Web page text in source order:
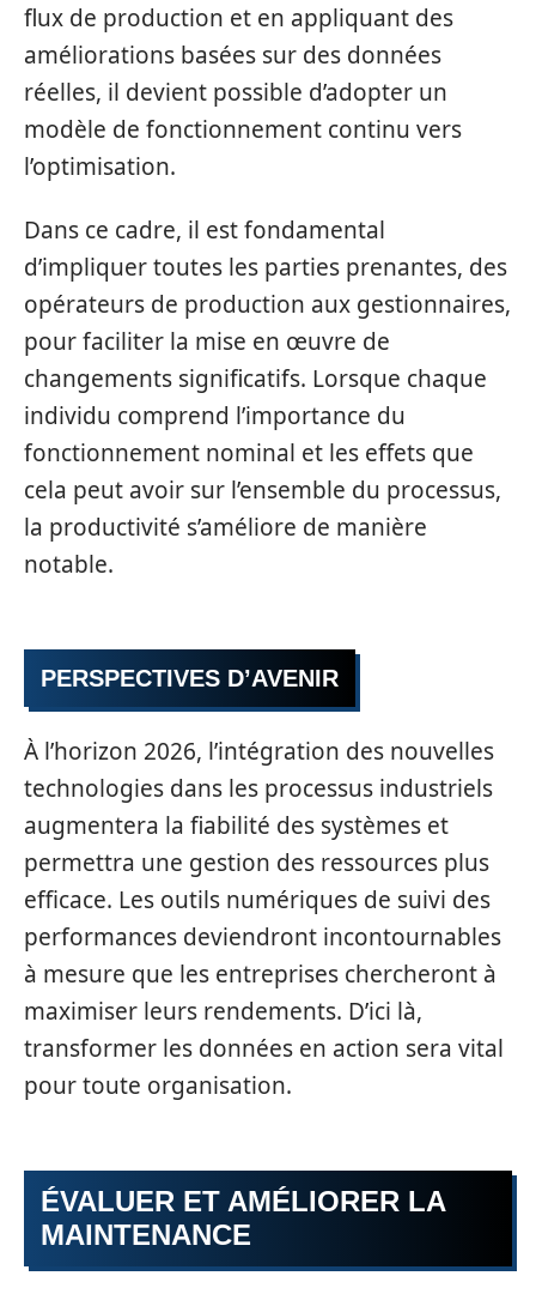
flux de production et en appliquant des
améliorations basées sur des données
réelles, il devient possible d’adopter un
modèle de fonctionnement continu vers
l’optimisation.
Dans ce cadre, il est fondamental
d’impliquer toutes les parties prenantes, des
opérateurs de production aux gestionnaires,
pour faciliter la mise en œuvre de
changements significatifs. Lorsque chaque
individu comprend l’importance du
fonctionnement nominal et les effets que
cela peut avoir sur l’ensemble du processus,
la productivité s’améliore de manière
notable.
PERSPECTIVES D’AVENIR
À l’horizon 2026, l’intégration des nouvelles
technologies dans les processus industriels
augmentera la fiabilité des systèmes et
permettra une gestion des ressources plus
efficace. Les outils numériques de suivi des
performances deviendront incontournables
à mesure que les entreprises chercheront à
maximiser leurs rendements. D’ici là,
transformer les données en action sera vital
pour toute organisation.
ÉVALUER ET AMÉLIORER LA
MAINTENANCE